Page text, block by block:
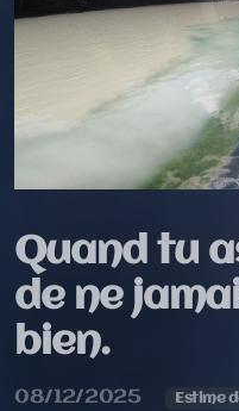
Quand tu
de ne
bien.
08/12/2025 Estime